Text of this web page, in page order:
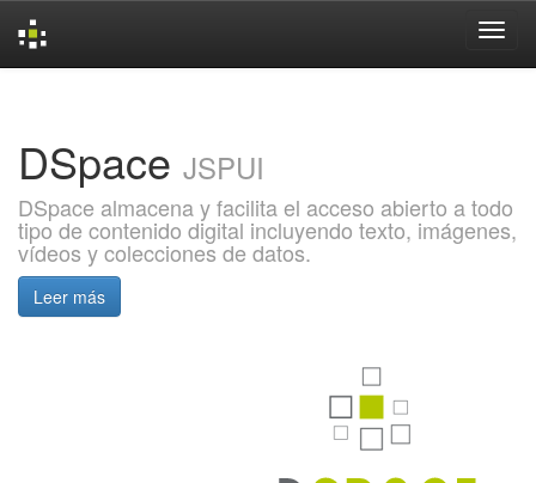
DSpace JSPUI
DSpace almacena y facilita el acceso abierto a todo
tipo de contenido digital incluyendo texto, imágenes,
vídeos y colecciones de datos.
Leer más